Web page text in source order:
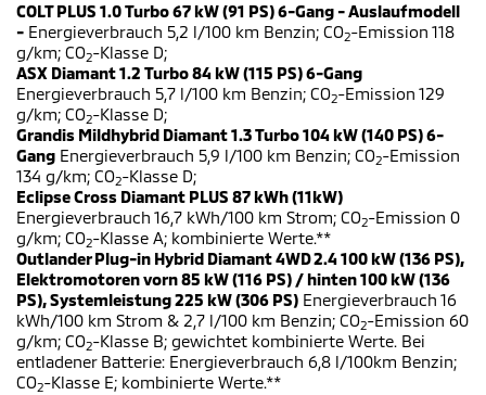
COLT PLUS 1.0 Turbo 67 kW (91 PS) 6-Gang - Auslaufmodell
- Energieverbrauch 5,2 l/100 km Benzin; CO2-Emission 118
g/km; CO2-Klasse D;
ASX Diamant 1.2 Turbo 84 kW (115 PS) 6-Gang
Energieverbrauch 5,7 l/100 km Benzin; CO2-Emission 129
g/km; CO2-Klasse D;
Grandis Mildhybrid Diamant 1.3 Turbo 104 kW (140 PS) 6-
Gang Energieverbrauch 5,9 l/100 km Benzin; CO2-Emission
134 g/km; CO2-Klasse D;
Eclipse Cross Diamant PLUS 87 kWh (11kW)
Energieverbrauch 16,7 kWh/100 km Strom; CO2-Emission 0
g/km; CO2-Klasse A; kombinierte Werte.**
Outlander Plug-in Hybrid Diamant 4WD 2.4 100 kW (136 PS),
Elektromotoren vorn 85 kW (116 PS) / hinten 100 kW (136
PS), Systemleistung 225 kW (306 PS) Energieverbrauch 16
kWh/100 km Strom & 2,7 l/100 km Benzin; CO2-Emission 60
g/km; CO2-Klasse B; gewichtet kombinierte Werte. Bei
entladener Batterie: Energieverbrauch 6,8 l/100km Benzin;
CO2-Klasse E; kombinierte Werte.**